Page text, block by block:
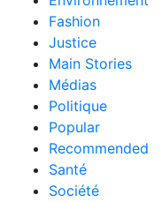
Fashion
Justice
Main Stories
Médias
Politique
Popular
Recommended
Santé
Société